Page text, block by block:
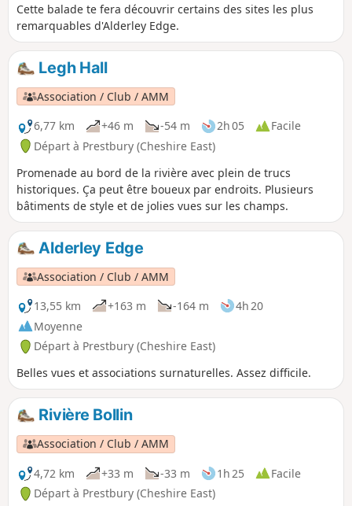
Cette balade te fera découvrir certains des sites les plus
remarquables d'Alderley Edge.
Legh Hall
Association / Club / AMM
6,77 km
+46 m -54 m 2h 05
Facile
Départ à Prestbury (Cheshire East)
Promenade au bord de la rivière avec plein de trucs
historiques. Ça peut être boueux par endroits. Plusieurs
bâtiments de style et de jolies vues sur les champs.
Alderley Edge
Association / Club / AMM
13,55 km
+163 m -164 m
4h 20
Moyenne
Départ à Prestbury (Cheshire East)
Belles vues et associations surnaturelles. Assez difficile.
Rivière Bollin
Association / Club / AMM
4,72 km
+33 m -33 m 1h 25
Facile
Départ à Prestbury (Cheshire East)